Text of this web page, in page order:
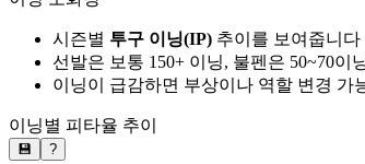
시즌별 투구 이닝(IP) 추이를 보여줍니다
선발은 보통 150+ 이닝, 불펜은 50~70이
이닝이 급감하면 부상이나 역할 변경 가
이닝별 피타율 추이
💾 ?